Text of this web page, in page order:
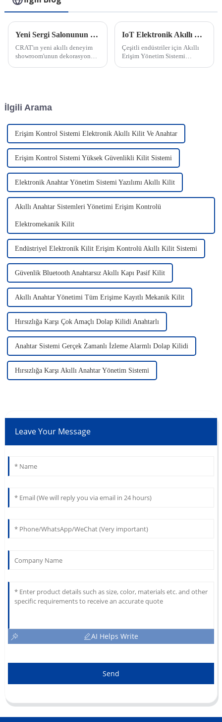
Yeni Sergi Salonunun Kurulması
CRAT'ın yeni akıllı deneyim
showroom'unun dekorasyonu
IoT Elektronik Akıllı Kilit Hakkında Bilgi
Çeşitli endüstriler için Akıllı
Erişim Yönetim Sistemi
İlgili Arama
Erişim Kontrol Sistemi Elektronik Akıllı Kilit Ve Anahtar
Erişim Kontrol Sistemi Yüksek Güvenlikli Kilit Sistemi
Elektronik Anahtar Yönetim Sistemi Yazılımı Akıllı Kilit
Akıllı Anahtar Sistemleri Yönetimi Erişim Kontrolü
Elektromekanik Kilit
Endüstriyel Elektronik Kilit Erişim Kontrolü Akıllı Kilit Sistemi
Güvenlik Bluetooth Anahtarsız Akıllı Kapı Pasif Kilit
Akıllı Anahtar Yönetimi Tüm Erişime Kayıtlı Mekanik Kilit
Hırsızlığa Karşı Çok Amaçlı Dolap Kilidi Anahtarlı
Anahtar Sistemi Gerçek Zamanlı İzleme Alarmlı Dolap Kilidi
Hırsızlığa Karşı Akıllı Anahtar Yönetim Sistemi
Leave Your Message
AI Helps Write
Send